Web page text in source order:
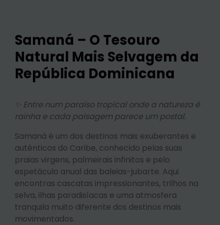
Samaná – O Tesouro
Natural Mais Selvagem da
República Dominicana
✨ Entre num paraíso tropical onde a natureza é
rainha e cada paisagem parece um postal.
Samaná é um dos destinos mais exuberantes e
autênticos do Caribe, conhecido pelas suas
praias virgens, palmeirais infinitos e pelo
espetáculo anual das baleias-jubarte. Aqui
encontras cascatas impressionantes, trilhos na
selva, ilhas paradisíacas e uma atmosfera
tranquila muito diferente dos destinos mais
movimentados.